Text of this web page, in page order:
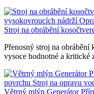
Stroj na obrábění
Přenosný stroj na obrábění
vysoce hodnotné a kritické
Větrný mlýn Generátor